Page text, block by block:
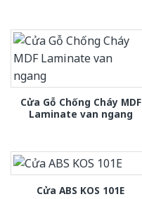
Cửa Gỗ Chống Cháy MDF
Laminate van ngang
Cửa ABS KOS 101E